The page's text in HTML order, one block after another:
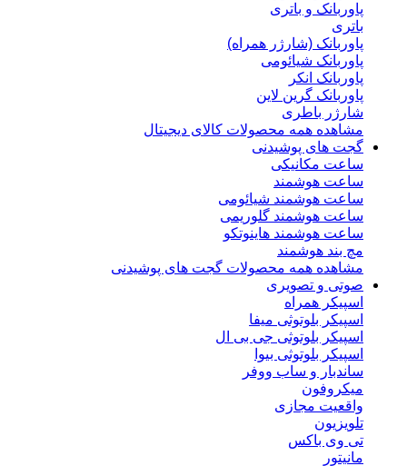
پاوربانک و باتری
باتری
پاوربانک (شارژر همراه)
پاوربانک شیائومی
پاوربانک انکر
پاوربانک گرین لاین
شارژر باطری
مشاهده همه محصولات کالای دیجیتال
گجت های پوشیدنی
ساعت مکانیکی
ساعت هوشمند
ساعت هوشمند شیائومی
ساعت هوشمند گلوریمی
ساعت هوشمند هاینوتکو
مچ بند هوشمند
مشاهده همه محصولات گجت های پوشیدنی
صوتی و تصویری
اسپیکر همراه
اسپیکر بلوتوثی میفا
اسپیکر بلوتوثی جی بی ال
اسپیکر بلوتوثی بیوا
ساندبار و ساب ووفر
میکروفون
واقعیت مجازی
تلویزیون
تی وی باکس
مانیتور